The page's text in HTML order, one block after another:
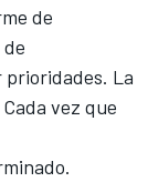
de
La
vez que